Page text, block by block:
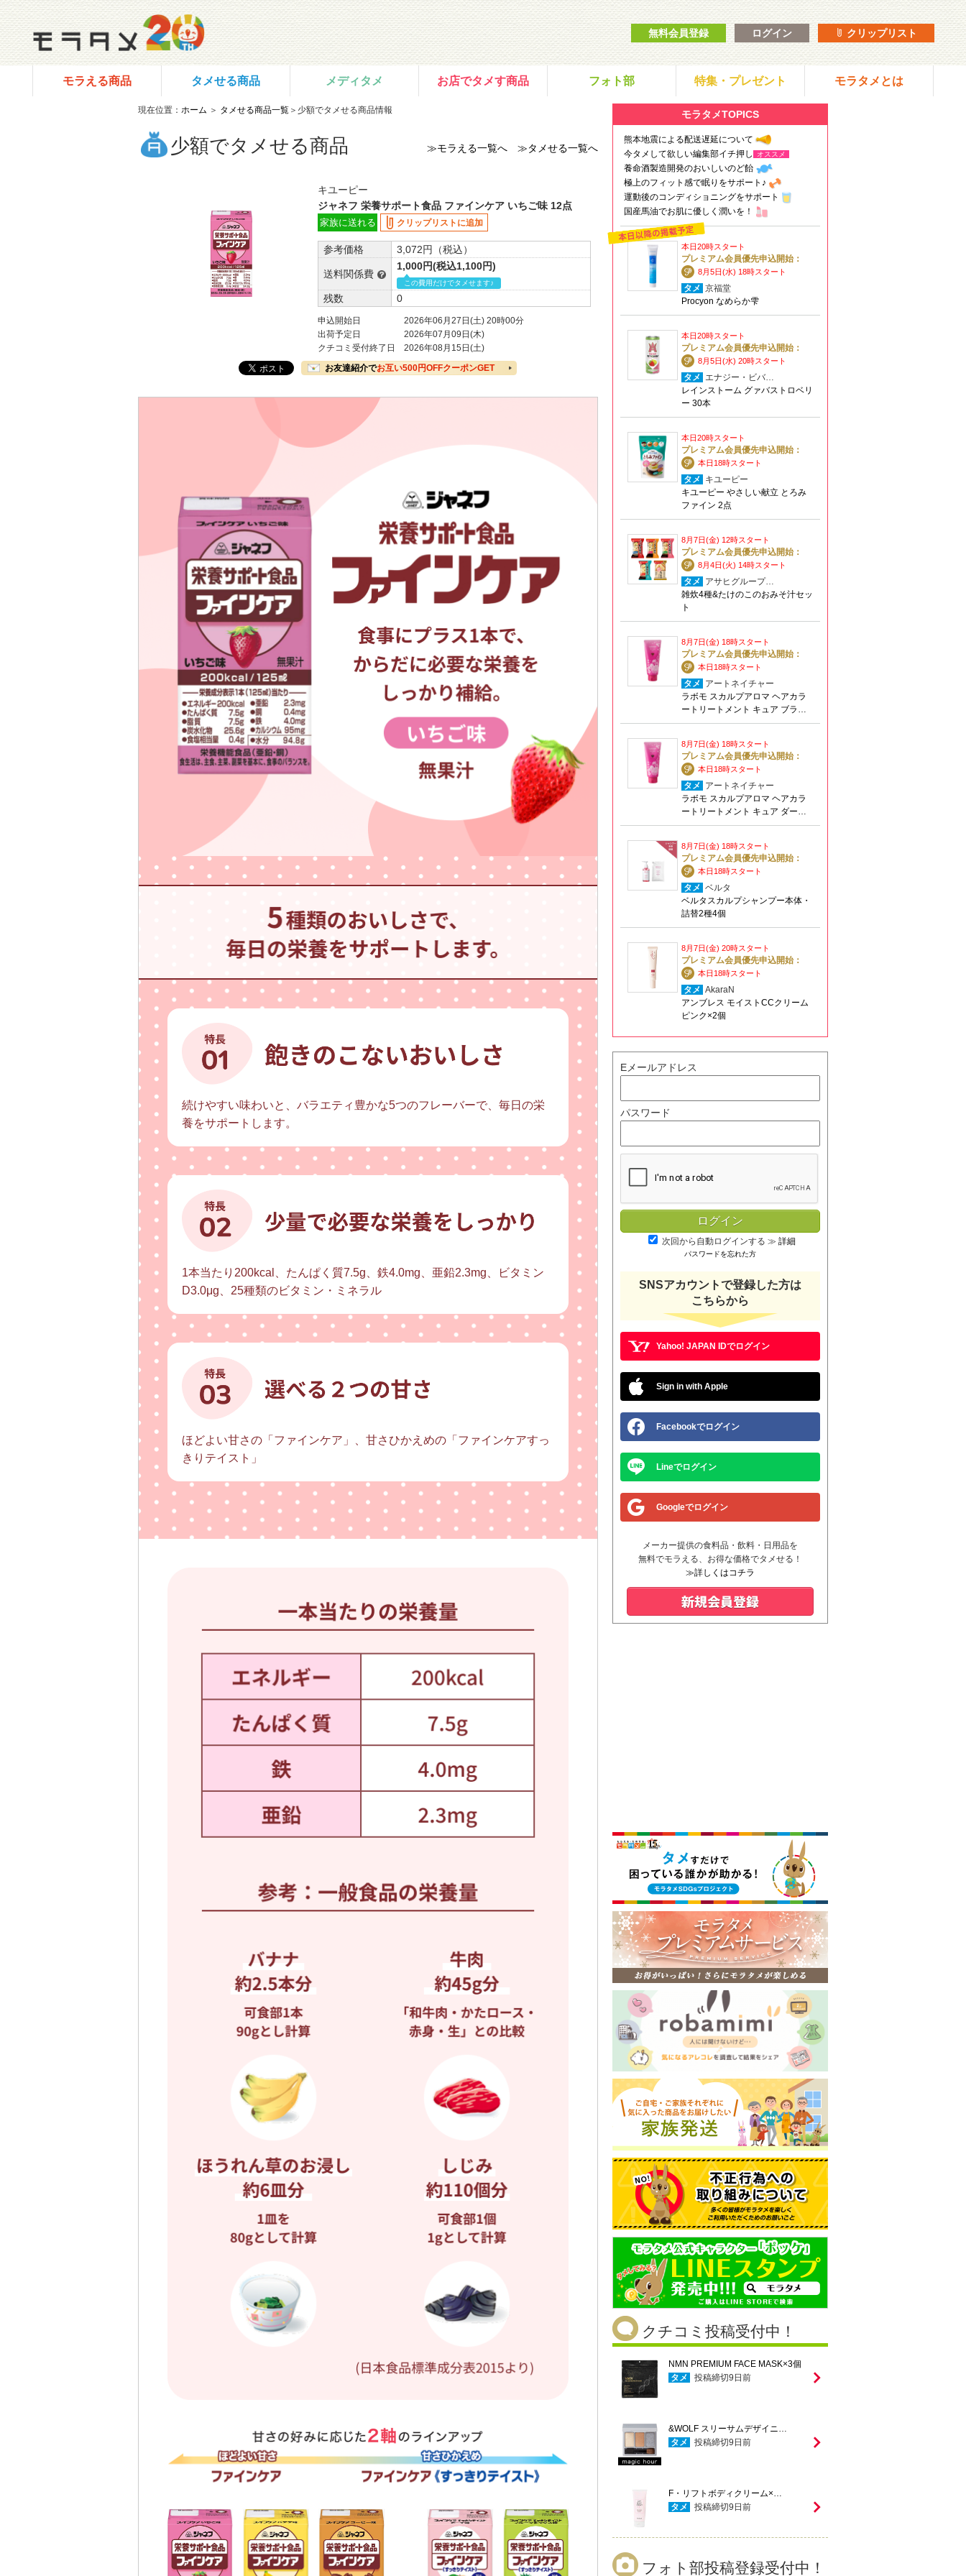
無料会員登録 ログイン クリップリスト
モラえる商品 タメせる商品 メディタメ お店でタメす商品 フォト部 特集・プレゼント モラタメとは
現在位置： ホーム ＞ タメせる商品一覧 ＞少額でタメせる商品情報
少額でタメせる商品 ≫モラえる一覧へ ≫タメせる一覧へ
キユーピー
ジャネフ 栄養サポート食品 ファインケア いちご味 12点
家族に送れる クリップリストに追加
参考価格 3,072円（税込）
送料関係費
1,000円(税込1,100円)
この費用だけでタメせます♪
残数 0
申込開始日
2026年06月27日(土) 20時00分
出荷予定日
2026年07月09日(木)
クチコミ受付終了日
2026年08月15日(土)
お友達紹介でお互い500円OFFクーポンGET
続けやすい味わいと、バラエティ豊かな5つのフレーバーで、毎日の栄
養をサポートします。
1本当たり200kcal、たんぱく質7.5g、鉄4.0mg、亜鉛2.3mg、ビタミン
D3.0μg、25種類のビタミン・ミネラル
ほどよい甘さの「ファインケア」、甘さひかえめの「ファインケアすっ
きりテイスト」
モラタメTOPICS
熊本地震による配送遅延について
今タメして欲しい編集部イチ押し
オススメ
養命酒製造開発のおいしいのど飴
極上のフィット感で眠りをサポート♪
運動後のコンディショニングをサポート
国産馬油でお肌に優しく潤いを！
本日20時スタート
プレミアム会員優先申込開始：
8月5日(水) 18時スタート
タメ 京福堂
Procyon なめらか雫
本日20時スタート
プレミアム会員優先申込開始：
8月5日(水) 20時スタート
タメ エナジー・ビバ…
レインストーム グァバストロベリ
ー 30本
本日20時スタート
プレミアム会員優先申込開始：
本日18時スタート
タメ キユーピー
キユーピー やさしい献立 とろみ
ファイン 2点
8月7日(金) 12時スタート
プレミアム会員優先申込開始：
8月4日(火) 14時スタート
タメ アサヒグループ…
雑炊4種&たけのこのおみそ汁セッ
ト
8月7日(金) 18時スタート
プレミアム会員優先申込開始：
本日18時スタート
タメ アートネイチャー
ラボモ スカルプアロマ ヘアカラ
ートリートメント キュア ブラ…
8月7日(金) 18時スタート
プレミアム会員優先申込開始：
本日18時スタート
タメ アートネイチャー
ラボモ スカルプアロマ ヘアカラ
ートリートメント キュア ダー…
8月7日(金) 18時スタート
プレミアム会員優先申込開始：
本日18時スタート
タメ ベルタ
ベルタスカルプシャンプー本体・
詰替2種4個
8月7日(金) 20時スタート
プレミアム会員優先申込開始：
本日18時スタート
タメ AkaraN
アンブレス モイストCCクリーム
ピンク×2個
Eメールアドレス
パスワード
次回から自動ログインする ≫ 詳細
パスワードを忘れた方
SNSアカウントで登録した方は
こちらから
Yahoo! JAPAN IDでログイン
Sign in with Apple
Facebookでログイン
Lineでログイン
Googleでログイン
メーカー提供の食料品・飲料・日用品を
無料でモラえる、お得な価格でタメせる！
≫詳しくはコチラ
クチコミ投稿受付中！
NMN PREMIUM FACE MASK×3個
タメ
投稿締切9 日前
&WOLF スリーサムデザイニ…
タメ
投稿締切9 日前
F・リフトボディクリーム×…
タメ
投稿締切9 日前
フォト部投稿登録受付中！